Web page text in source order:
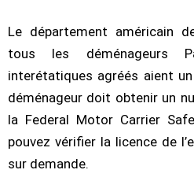
Le département américain
tous les déménageurs
interétatiques agréés aient
déménageur doit obtenir un
la Federal Motor Carrier
pouvez vérifier la licence de
sur demande.